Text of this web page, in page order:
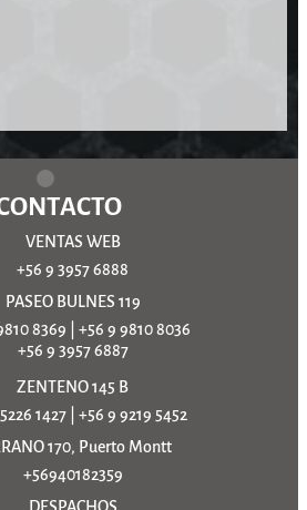
VENTAS WEB
+56 9 3957 6888
PASEO BULNES 119
8369
+56 9 9810 8036
+56 9 3957 6887
ZENTENO 145 B
1427| +56 9 9219 5452
170, Puerto Montt
+56940182359